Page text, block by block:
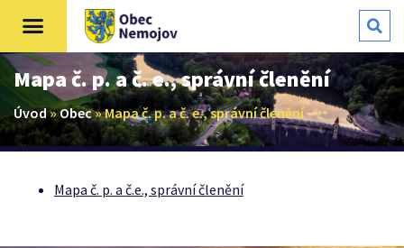
Mapa č. p. a č. e., správní členění
Úvod»Obec»Mapa č. p. a č. e., správní členění
Mapa č. p. a č.e., správní členění